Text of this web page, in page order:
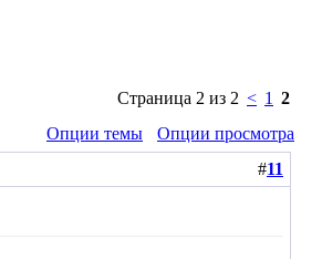
Страница 2 из 2 < 1 2
Опции темы
Опции просмотра
#11